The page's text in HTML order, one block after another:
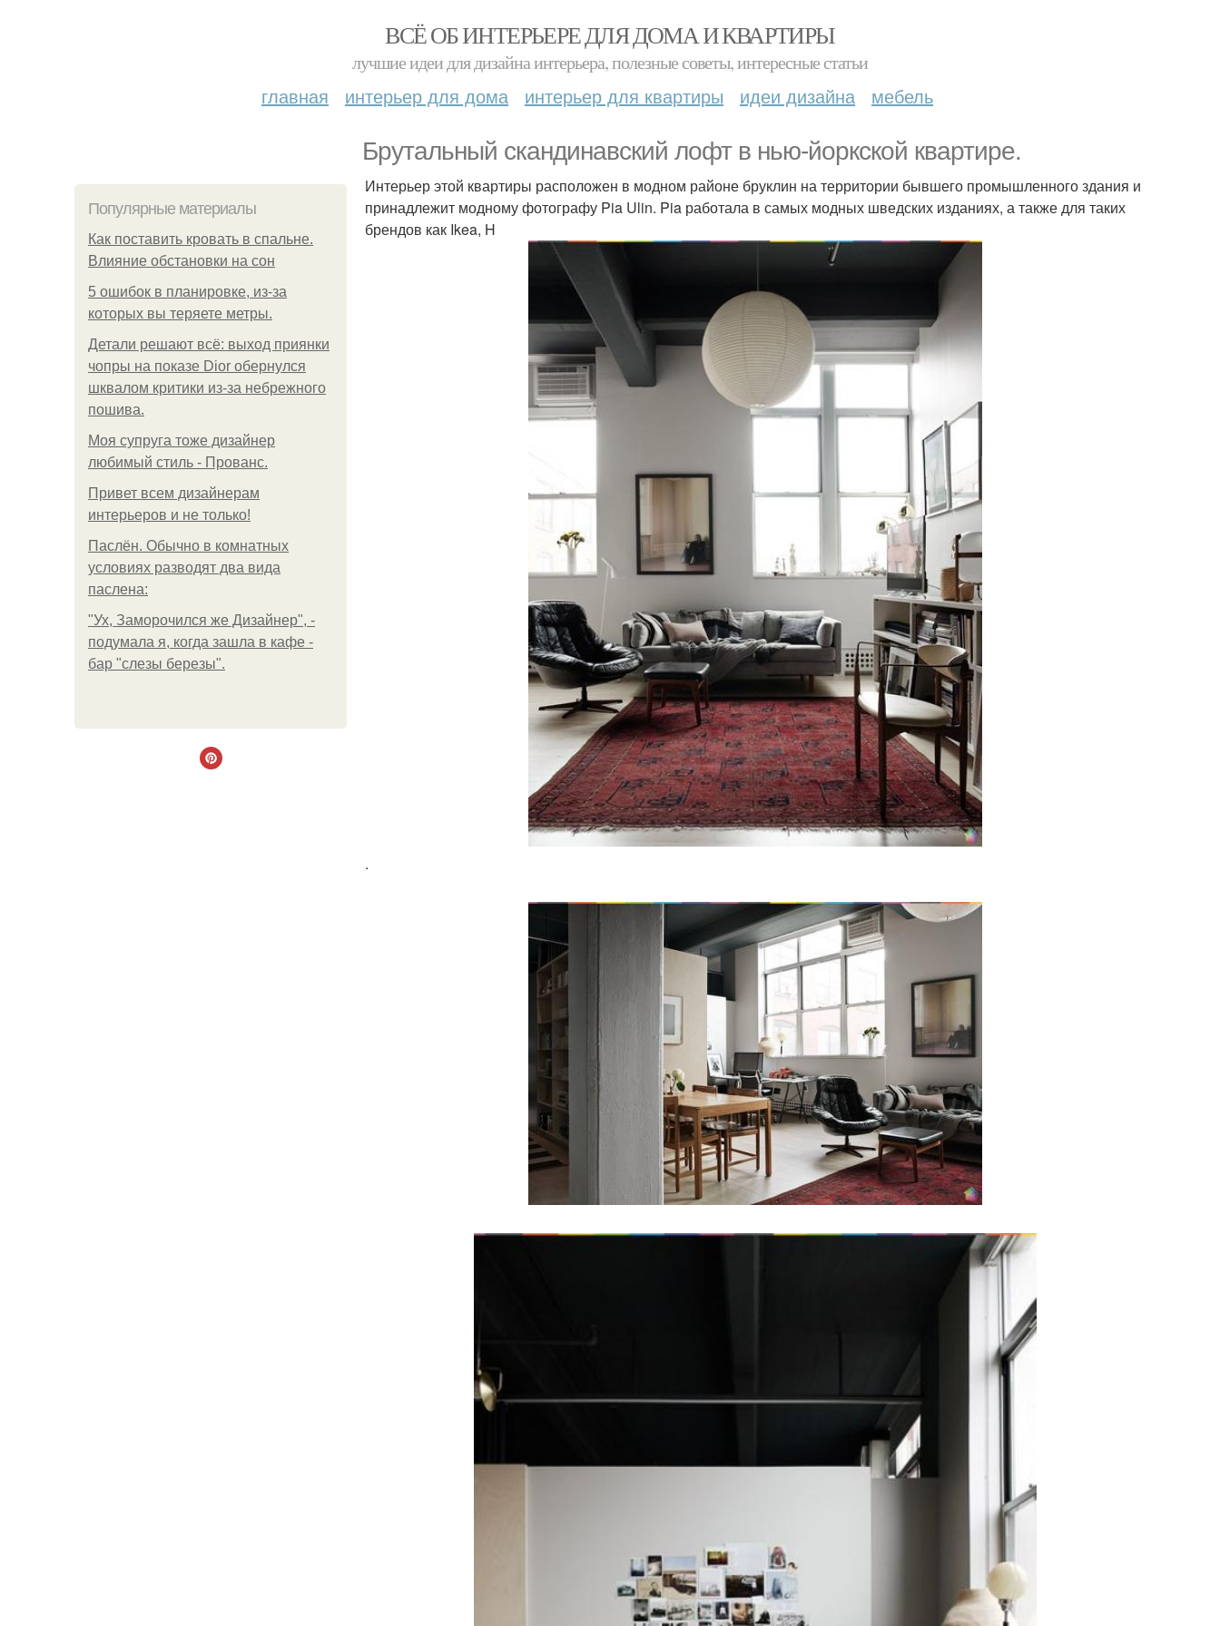
ВСЁ ОБ ИНТЕРЬЕРЕ ДЛЯ ДОМА И КВАРТИРЫ
лучшие идеи для дизайна интерьера, полезные советы, интересные статьи
главная интерьер для дома интерьер для квартиры идеи дизайна мебель
Брутальный скандинавский лофт в нью-йоркской квартире.
Популярные материалы
Как поставить кровать в спальне.
Влияние обстановки на сон
5 ошибок в планировке, из-за
которых вы теряете метры.
Детали решают всё: выход приянки
чопры на показе Dior обернулся
шквалом критики из-за небрежного
пошива.
Моя супруга тоже дизайнер
любимый стиль - Прованс.
Привет всем дизайнерам
интерьеров и не только!
Паслён. Обычно в комнатных
условиях разводят два вида
паслена:
"Ух, Заморочился же Дизайнер", -
подумала я, когда зашла в кафе -
бар "слезы березы".
Интерьер этой квартиры расположен в модном районе бруклин на территории бывшего промышленного здания и
принадлежит модному фотографу Pia Ulin. Pia работала в самых модных шведских изданиях, а также для таких
брендов как Ikea, H
.